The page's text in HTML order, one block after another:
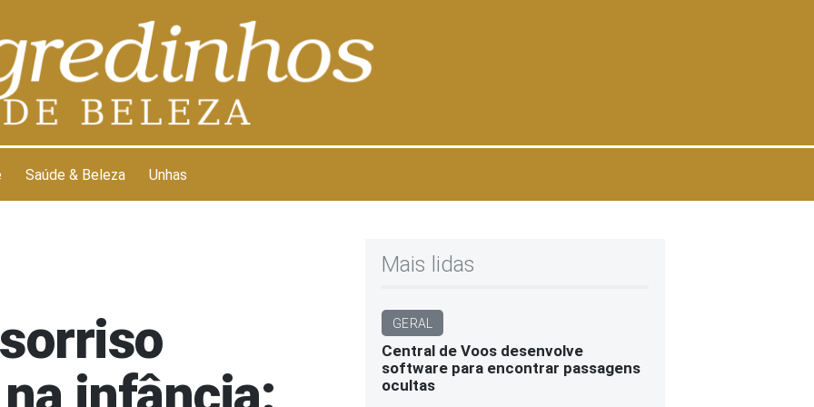
Saúde & Beleza Unhas
Mais lidas
GERAL
Central de Voos desenvolve
software para encontrar passagens
ocultas